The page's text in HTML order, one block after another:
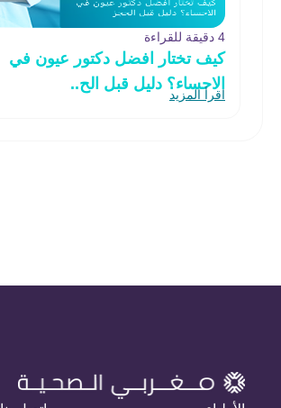
4 دقيقة للقراءة
كيف تختار افضل دكتور عيون في
الاحساء؟ دليل قبل الح..
اقرأ المزيد